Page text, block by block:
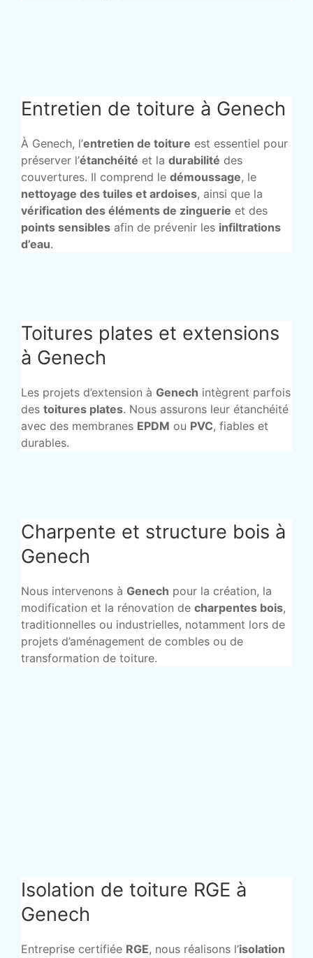
Entretien de toiture à Genech
À Genech, l’entretien de toiture est essentiel pour
préserver l’étanchéité et la durabilité des
couvertures. Il comprend le démoussage, le
nettoyage des tuiles et ardoises, ainsi que la
vérification des éléments de zinguerie et des
points sensibles afin de prévenir les infiltrations
d’eau.
Toitures plates et extensions
à Genech
Les projets d’extension à Genech intègrent parfois
des toitures plates. Nous assurons leur étanchéité
avec des membranes EPDM ou PVC, fiables et
durables.
Charpente et structure bois à
Genech
Nous intervenons à Genech pour la création, la
modification et la rénovation de charpentes bois,
traditionnelles ou industrielles, notamment lors de
projets d’aménagement de combles ou de
transformation de toiture.
Isolation de toiture RGE à
Genech
Entreprise certifiée RGE, nous réalisons l’isolation